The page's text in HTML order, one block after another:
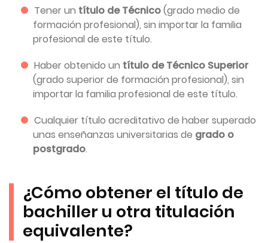
Tener un título de Técnico(grado medio de
formación profesional), sin importar la familia
profesional de este título.
Haber obtenido un título de Técnico Superior
(grado superior de formación profesional), sin
importar la familia profesional de este título.
Cualquier título acreditativo de haber superado
unas enseñanzas universitarias de grado o
postgrado.
¿Cómo obtener el título de
bachiller u otra titulación
equivalente?